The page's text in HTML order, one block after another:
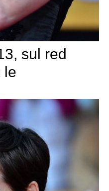
sul red
le